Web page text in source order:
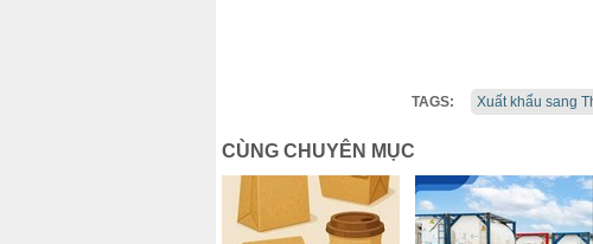
TAGS: Xuất khẩu sang
CÙNG CHUYÊN MỤC